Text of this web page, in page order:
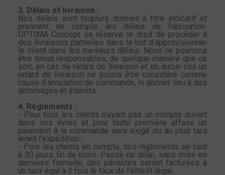
3. Délais et livraison :
Nos délais sont toujours donnés à titre indicatif et
prennent en compte les délais de fabrication.
OPTIMA Concept se réserve le droit de procéder à
des livraisons partielles dans le but d'approvisionner
le client dans les meilleurs délais. Nous ne pourrons
être tenus responsables, de quelque manière que ce
soit, en cas de retard de livraison et en aucun cas un
retard de livraison ne pourra être considéré comme
cause d'annulation de commande, ni donner lieu à des
dommages et intérêts.
4. Règlements :
- Pour tous les clients n’ayant pas un compte ouvert
dans nos livres et pour toute première affaire un
paiement à la commande sera exigé ou au plus tard
avant l'expédition ;
- Pour les clients en compte, nos règlements se font
à 30 jours fin de mois. Passé ce délai, sans mise en
demeure formelle, des pénalités seront facturées à
un taux égal à 3 fois le taux de l’intérêt légal.